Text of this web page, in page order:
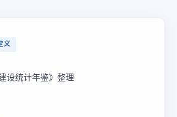
义
设统计年鉴》整理